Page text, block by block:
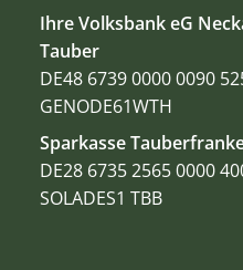
Ihre Volksbank eG
Tauber
DE48 6739 0000 0090
GENODE61WTH
Sparkasse
DE28 6735 2565 0000
SOLADES1 TBB